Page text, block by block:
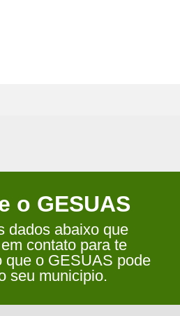
o GESUAS
dados abaixo que
contato para te
que o GESUAS pode
seu municipio.